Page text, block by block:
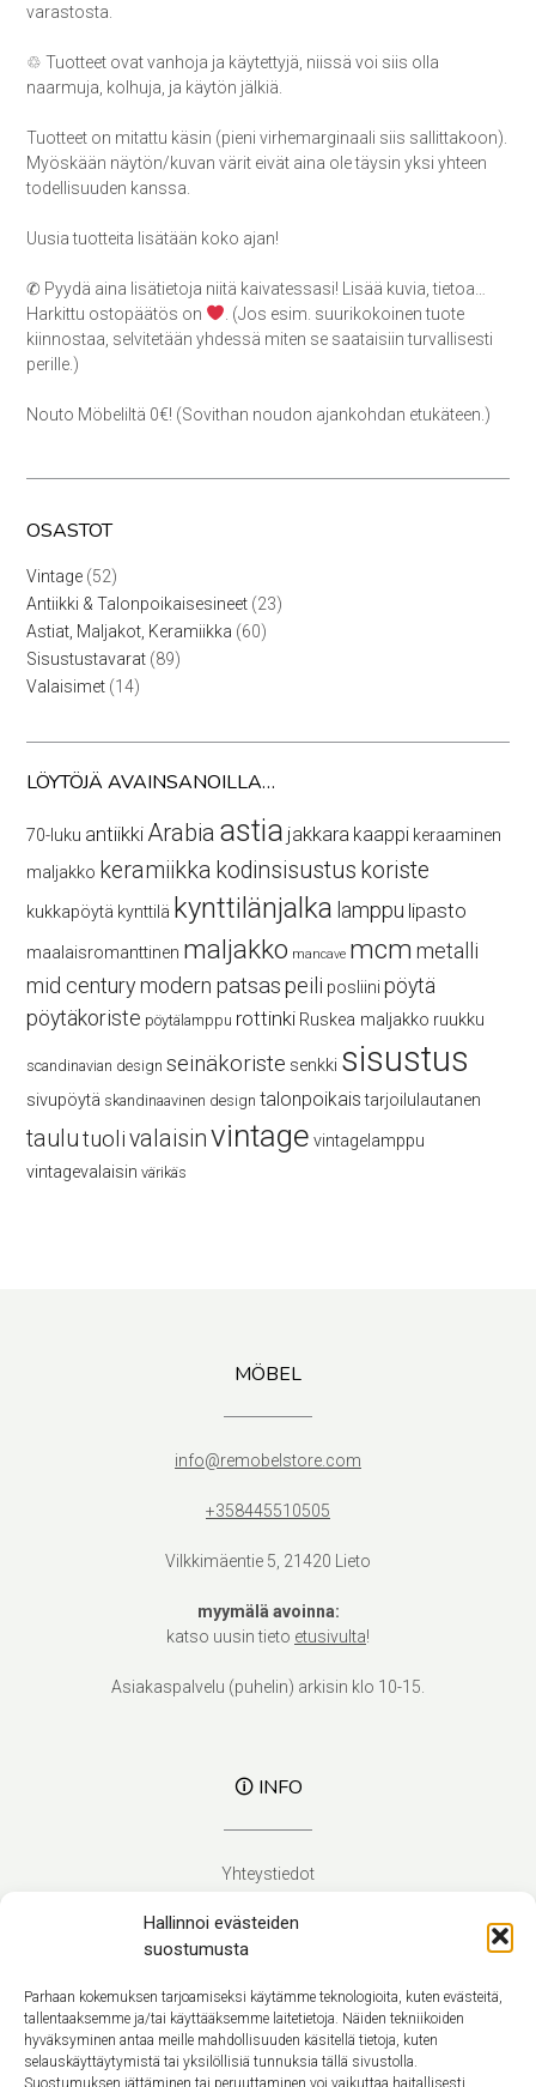
Hallinnoi evästeiden
suostumusta
Parhaan kokemuksen tarjoamiseksi käytämme teknologioita, kuten evästeitä,
tallentaaksemme ja/tai käyttääksemme laitetietoja. Näiden tekniikoiden
hyväksyminen antaa meille mahdollisuuden käsitellä tietoja, kuten
selauskäyttäytymistä tai yksilöllisiä tunnuksia tällä sivustolla.
Suostumuksen jättäminen tai peruuttaminen voi vaikuttaa haitallisesti
varastosta.
♲ Tuotteet ovat vanhoja ja käytettyjä, niissä voi siis olla
naarmuja, kolhuja, ja käytön jälkiä.
Tuotteet on mitattu käsin (pieni virhemarginaali siis sallittakoon).
Myöskään näytön/kuvan värit eivät aina ole täysin yksi yhteen
todellisuuden kanssa.
Uusia tuotteita lisätään koko ajan!
✆ Pyydä aina lisätietoja niitä kaivatessasi! Lisää kuvia, tietoa…
Harkittu ostopäätös on
. (Jos esim. suurikokoinen tuote
kiinnostaa, selvitetään yhdessä miten se saataisiin turvallisesti
perille.)
Nouto Möbeliltä 0€! (Sovithan noudon ajankohdan etukäteen.)
OSASTOT
Vintage 5252
tuotetta
Antiikki & Talonpoikaisesineet 2323
Astiat, Maljakot, Keramiikka 6060
Sisustustavarat 8989
Valaisimet 1414
LÖYTÖJÄ AVAINSANOILLA…
70-luku antiikki Arabia astia jakkara kaappi keraaminen
maljakko keramiikka kodinsisustus koriste
kukkapöytä kynttilä kynttilänjalka lamppu lipasto
maalaisromanttinen maljakko mancave mcm metalli
mid century modern patsaspeili posliini pöytä
pöytäkoriste pöytälamppu rottinki Ruskea maljakko ruukku
scandinavian design seinäkoriste senkki sisustus
sivupöytä skandinaavinen design talonpoikais tarjoilulautanen
taulutuolivalaisinvintage vintagelamppu
vintagevalaisin värikäs
MÖBEL
info@remobelstore.com
+358445510505
Vilkkimäentie 5, 21420 Lieto
myymälä avoinna:
katso uusin tieto etusivulta!
Asiakaspalvelu (puhelin) arkisin klo 10-15.
🛈 INFO
Yhteystiedot
Toimitusehdot
Tietosuojaseloste
Suomi